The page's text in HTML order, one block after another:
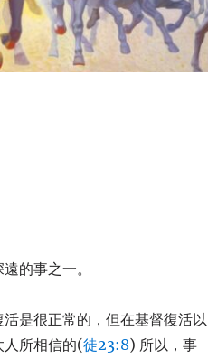
的事之一。
是很正常的，但在基督復活以
人所相信的(徒23:8) 所以，事